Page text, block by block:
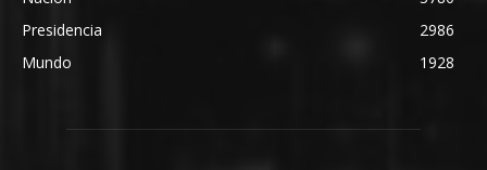
Presidencia
2986
Mundo
1928